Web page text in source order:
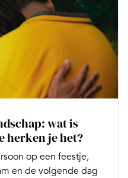
wat is
herken je het?
op een feestje,
en de volgende dag